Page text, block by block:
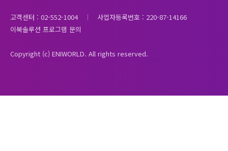
고객센터 : 02-552-1004
사업자등록번호 : 220-87-14166
이북솔루션 프로그램 문의
Copyright (c) ENIWORLD. All rights reserved.